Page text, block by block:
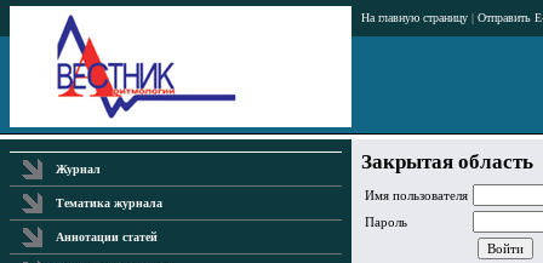
На главную страницу | Отправить
Журнал
Тематика журнала
Аннотации статей
Закрытая область
Имя пользователя
Пароль